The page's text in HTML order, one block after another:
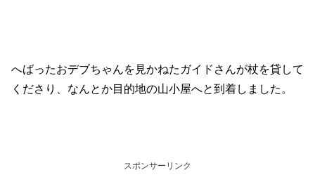
へばったおデブちゃんを見かねたガイドさんが杖を貸して
くださり、なんとか目的地の山小屋へと到着しました。
スポンサーリンク